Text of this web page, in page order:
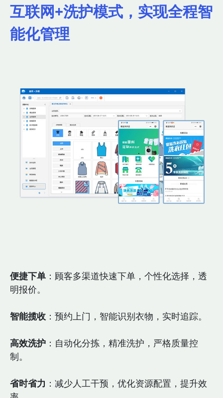
互联网+洗护模式，实现全程智
能化管理
便捷下单 ：顾客多渠道快速下单，个性化选择，透
明报价。
智能揽收 ：预约上门，智能识别衣物，实时追踪。
高效洗护 ：自动化分拣，精准洗护，严格质量控
制。
省时省力 ：减少人工干预，优化资源配置，提升效